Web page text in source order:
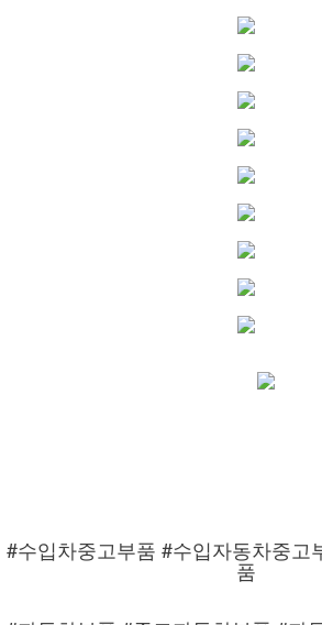
#수입차중고부품 #수입자동차중고
품